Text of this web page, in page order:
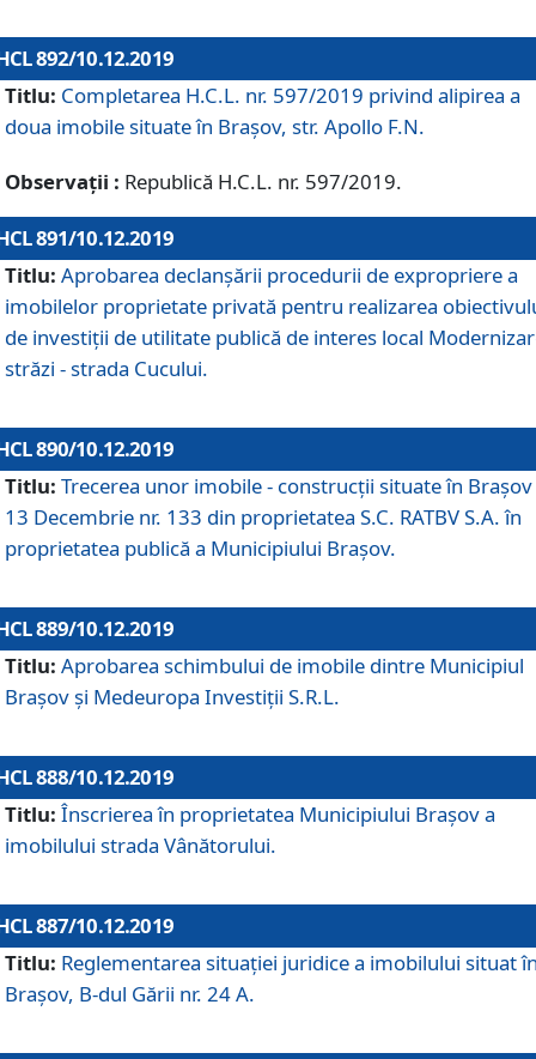
892/10.12.2019
Titlu: Completarea H.C.L. nr. 597/2019 privind alipirea a
doua imobile situate în Brașov, str. Apollo F.N.
Observații : Republică H.C.L. nr. 597/2019.
891/10.12.2019
Titlu: Aprobarea declanșării procedurii de expropriere a
imobilelor proprietate privată pentru realizarea
de investiții de utilitate publică de interes local
străzi - strada Cucului.
890/10.12.2019
Titlu: Trecerea unor imobile - construcții situate în Brașov
13 Decembrie nr. 133 din proprietatea S.C. RATBV S.A. în
proprietatea publică a Municipiului Brașov.
889/10.12.2019
Titlu: Aprobarea schimbului de imobile dintre Municipiul
Brașov și Medeuropa Investiții S.R.L.
888/10.12.2019
Titlu: Înscrierea în proprietatea Municipiului Braşov a
imobilului strada Vânătorului.
887/10.12.2019
Titlu: Reglementarea situației juridice a imobilului situat
Brașov, B-dul Gării nr. 24 A.